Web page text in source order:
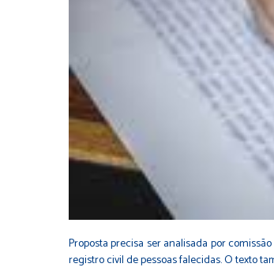
Proposta precisa ser analisada por
registro civil de pessoas falecidas. O texto